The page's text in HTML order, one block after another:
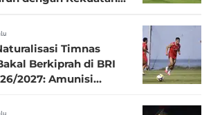
Timnas
Berkiprah di BRI
2027: Amunisi